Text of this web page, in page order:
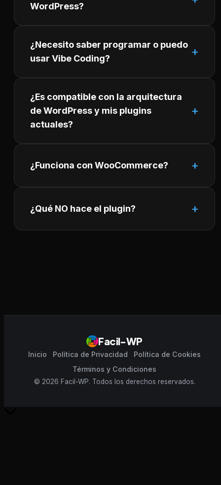
WordPress?
¿Necesito saber programar o puedo
usar Vibe Coding?
¿Es compatible con la arquitectura
de WordPress y mis plugins
actuales?
¿Funciona con WooCommerce?
¿Qué NO hace el plugin?
Facil-WP
Inicio Política de Privacidad
Política de Cookies
Términos y Condiciones
© 2026 Facil-WP. Todos los derechos reservados.